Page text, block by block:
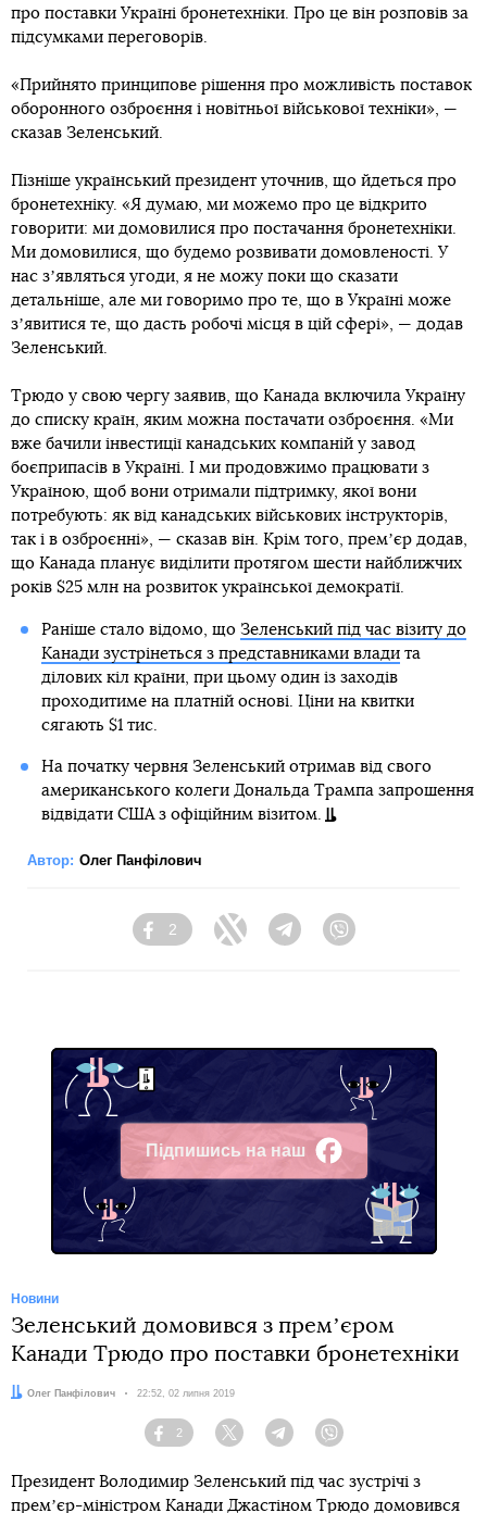
про поставки Україні бронетехніки. Про це він розповів за
підсумками переговорів.
«Прийнято принципове рішення про можливість поставок
оборонного озброєння і новітньої військової техніки», —
сказав Зеленський.
Пізніше український президент уточнив, що йдеться про
бронетехніку. «Я думаю, ми можемо про це відкрито
говорити: ми домовилися про постачання бронетехніки.
Ми домовилися, що будемо розвивати домовленості. У
нас зʼявляться угоди, я не можу поки що сказати
детальніше, але ми говоримо про те, що в Україні може
зʼявитися те, що дасть робочі місця в цій сфері», — додав
Зеленський.
Трюдо у свою чергу заявив, що Канада включила Україну
до списку країн, яким можна постачати озброєння. «Ми
вже бачили інвестиції канадських компаній у завод
боєприпасів в Україні. І ми продовжимо працювати з
Україною, щоб вони отримали підтримку, якої вони
потребують: як від канадських військових інструкторів,
так і в озброєнні», — сказав він. Крім того, премʼєр додав,
що Канада планує виділити протягом шести найближчих
років $25 млн на розвиток української демократії.
Раніше стало відомо, що Зеленський під час візиту до
Канади зустрінеться з представниками владита
ділових кіл країни, при цьому один із заходів
проходитиме на платній основі. Ціни на квитки
сягають $1 тис.
На початку червня Зеленський отримав від свого
американського колеги Дональда Трампа запрошення
відвідати США з офіційним візитом.
Автор: Олег Панфілович
Facebook
2
Twitter Telegram
Підпишись на наш
Facebook
Новини
Зеленський домовився з премʼєром
Канади Трюдо про поставки бронетехніки
Автор:
Олег Панфілович Дата:
22:52, 02 липня 2019
Facebook
2
Twitter TelegramViber
Президент Володимир Зеленський під час зустрічі з
премʼєр-міністром Канади Джастіном Трюдо домовився